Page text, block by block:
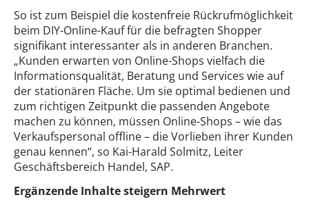
So ist zum Beispiel die kostenfreie Rückrufmöglichkeit
beim DIY-Online-Kauf für die befragten Shopper
signifikant interessanter als in anderen Branchen.
„Kunden erwarten von Online-Shops vielfach die
Informationsqualität, Beratung und Services wie auf
der stationären Fläche. Um sie optimal bedienen und
zum richtigen Zeitpunkt die passenden Angebote
machen zu können, müssen Online-Shops – wie das
Verkaufspersonal offline – die Vorlieben ihrer Kunden
genau kennen“, so Kai-Harald Solmitz, Leiter
Geschäftsbereich Handel, SAP.
Ergänzende Inhalte steigern Mehrwert